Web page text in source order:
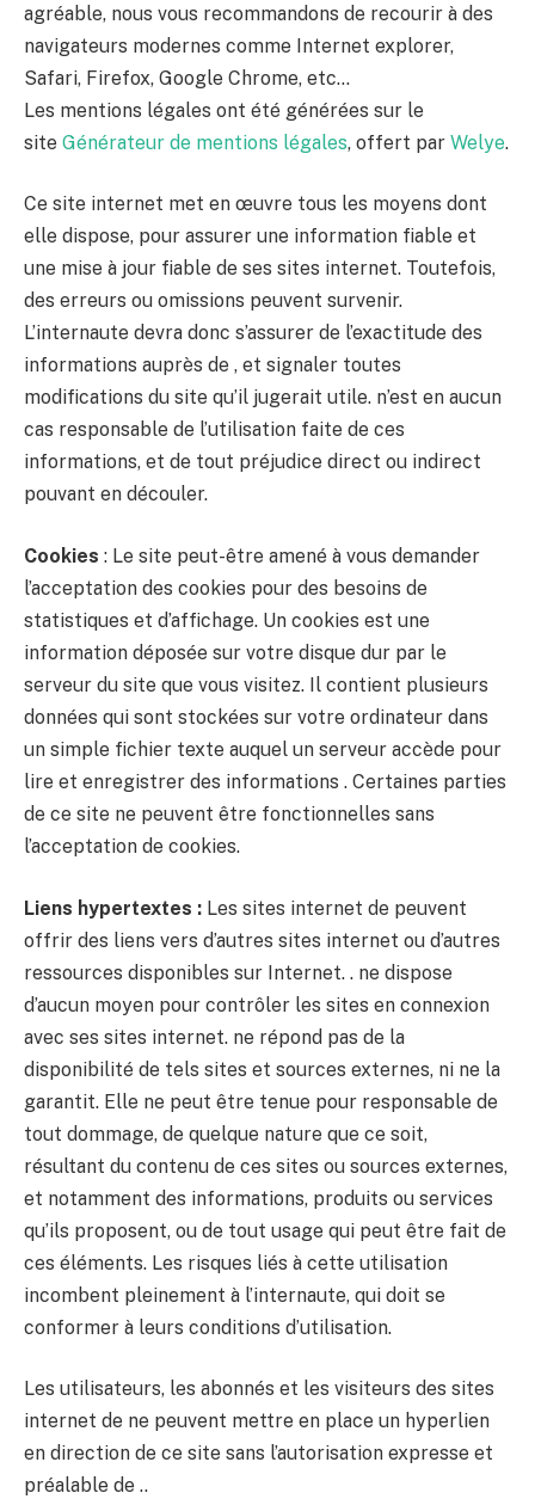
agréable, nous vous recommandons de recourir à des
navigateurs modernes comme Internet explorer,
Safari, Firefox, Google Chrome, etc…
Les mentions légales ont été générées sur le
site Générateur de mentions légales, offert par Welye.
Ce site internet met en œuvre tous les moyens dont
elle dispose, pour assurer une information fiable et
une mise à jour fiable de ses sites internet. Toutefois,
des erreurs ou omissions peuvent survenir.
L’internaute devra donc s’assurer de l’exactitude des
informations auprès de , et signaler toutes
modifications du site qu’il jugerait utile. n’est en aucun
cas responsable de l’utilisation faite de ces
informations, et de tout préjudice direct ou indirect
pouvant en découler.
Cookies : Le site peut-être amené à vous demander
l’acceptation des cookies pour des besoins de
statistiques et d’affichage. Un cookies est une
information déposée sur votre disque dur par le
serveur du site que vous visitez. Il contient plusieurs
données qui sont stockées sur votre ordinateur dans
un simple fichier texte auquel un serveur accède pour
lire et enregistrer des informations . Certaines parties
de ce site ne peuvent être fonctionnelles sans
l’acceptation de cookies.
Liens hypertextes : Les sites internet de peuvent
offrir des liens vers d’autres sites internet ou d’autres
ressources disponibles sur Internet. . ne dispose
d’aucun moyen pour contrôler les sites en connexion
avec ses sites internet. ne répond pas de la
disponibilité de tels sites et sources externes, ni ne la
garantit. Elle ne peut être tenue pour responsable de
tout dommage, de quelque nature que ce soit,
résultant du contenu de ces sites ou sources externes,
et notamment des informations, produits ou services
qu’ils proposent, ou de tout usage qui peut être fait de
ces éléments. Les risques liés à cette utilisation
incombent pleinement à l’internaute, qui doit se
conformer à leurs conditions d’utilisation.
Les utilisateurs, les abonnés et les visiteurs des sites
internet de ne peuvent mettre en place un hyperlien
en direction de ce site sans l’autorisation expresse et
préalable de ..